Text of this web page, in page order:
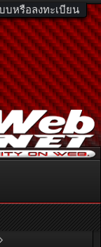
บหรือลงทะเบียน
ทร. 081-811-1138
กที่นี่